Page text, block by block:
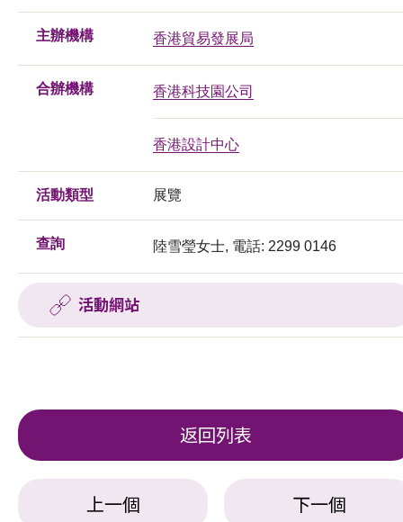
主辦機構 香港貿易發展局
合辦機構 香港科技園公司
香港設計中心
活動類型 展覽
查詢 陸雪瑩女士, 電話: 2299 0146
活動網站
返回列表
上一個 下一個